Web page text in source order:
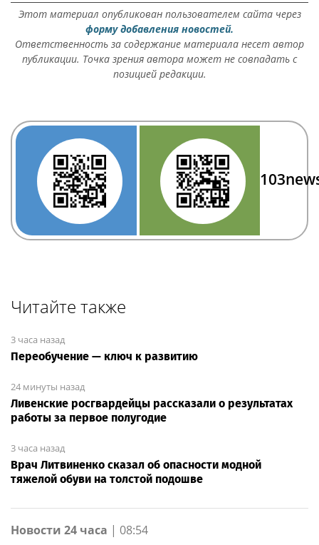
Этот материал опубликован пользователем сайта через
форму добавления новостей.
Ответственность за содержание материала несет автор
публикации. Точка зрения автора может не совпадать с
позицией редакции.
Читайте также
3 часа назад
Переобучение — ключ к развитию
24 минуты назад
Ливенские росгвардейцы рассказали о результатах
работы за первое полугодие
3 часа назад
Врач Литвиненко сказал об опасности модной
тяжелой обуви на толстой подошве
Новости 24 часа | 08:54